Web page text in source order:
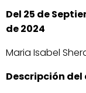
Del 25 de
de 2024
Maria Isabel
Descripción del